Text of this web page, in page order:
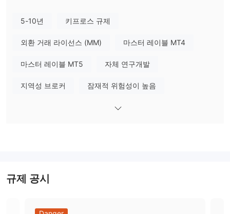
레버리지는 자산 클래스에 따라 다르며, 자세한 정보는 아래 표에서
확인할 수 있습니다:
사용은 유리하게 작용할 수도 있고 그 반대로 작용할 수도 있습니다.
스프레드 및 수수료
픽셀입니다. 다른 거래 상품의 스프레드에 관심이 있다면
을 제공하며, 웹, 데스크톱 및 안드로이드 버전에서 이용할 수 있습
5-10년 키프로스 규제
외환 거래 라이선스 (MM) 마스터 레이블 MT4
마스터 레이블 MT5 자체 연구개발
지역성 브로커 잠재적 위험성이 높음
규제 공시